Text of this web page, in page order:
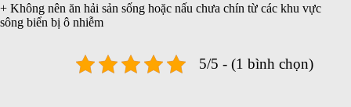
+ Không nên ăn hải sản sống hoặc nấu chưa chín từ các khu vực
sông biển bị ô nhiễm
5/5 - (1 bình chọn)